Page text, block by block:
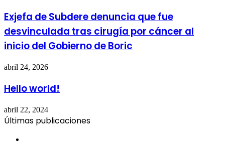
Exjefa de Subdere denuncia que fue
desvinculada tras cirugía por cáncer al
inicio del Gobierno de Boric
abril 24, 2026
Hello world!
abril 22, 2024
Últimas publicaciones